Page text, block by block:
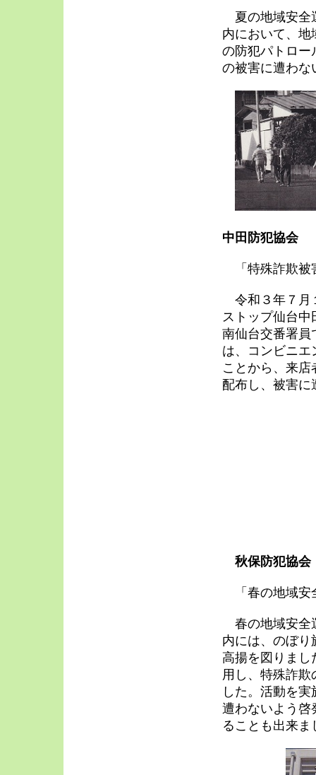
夏の地域安全
内において、地
の防犯パトロー
の被害に遭わな
中田防犯協会
「特殊詐欺被
令和３年７月
ストップ仙台中
南仙台交番署員
は、コンビニエ
ことから、来
配布し、被害に
秋保防犯協会
「春の地域安
春の地域安全
内には、のぼり
高揚を図りまし
用し、特殊詐欺
した。活動を
遭わないよう啓
ることも出来ま